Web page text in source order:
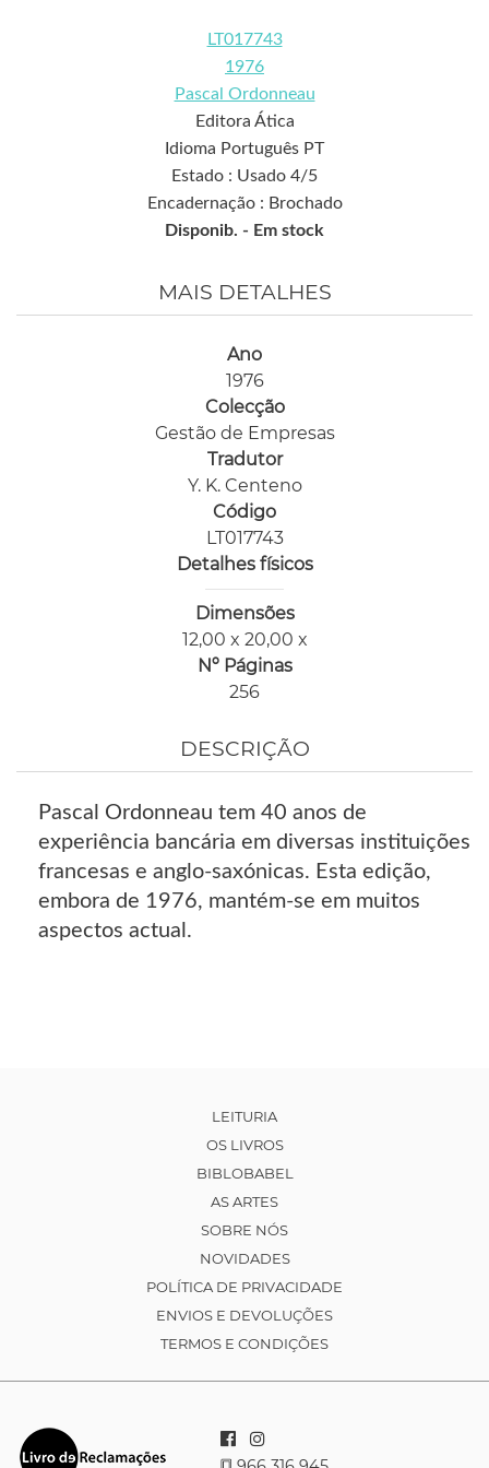
LT017743
1976
Pascal Ordonneau
Editora Ática
Idioma Português PT
Estado : Usado 4/5
Encadernação : Brochado
Disponib. - Em stock
MAIS DETALHES
Ano
1976
Colecção
Gestão de Empresas
Tradutor
Y. K. Centeno
Código
LT017743
Detalhes físicos
Dimensões
12,00 x 20,00 x
Nº Páginas
256
DESCRIÇÃO
Pascal Ordonneau tem 40 anos de
experiência bancária em diversas instituições
francesas e anglo-saxónicas. Esta edição,
embora de 1976, mantém-se em muitos
aspectos actual.
LEITURIA
OS LIVROS
BIBLOBABEL
AS ARTES
SOBRE NÓS
NOVIDADES
POLÍTICA DE PRIVACIDADE
ENVIOS E DEVOLUÇÕES
TERMOS E CONDIÇÕES